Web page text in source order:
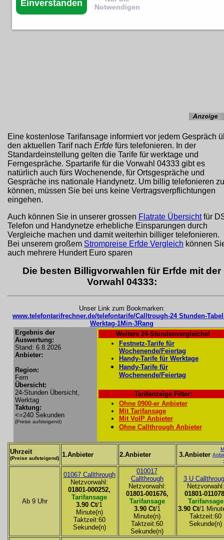
Eine kostenlose Tarifansage informiert vor jedem Gespräch
den aktuellen Tarif nach Erfde fürs telefonieren. In der
Standardeinstellung gelten die Tarife für werktage und
Ferngespräche. Spartarife für die Vorwahl 04333 gibt es
natürlich auch fürs Wochenende, für Ortsgespräche und
Gespräche ins nationale Handynetz. Um billig telefonieren zu
können, müssen Sie bei uns keine Vertragsverpflichtungen
eingehen.
Auch können Sie in unserer grossen Flatrate Übersichtfür
Telefon und Handynetze erhebliche Einsparungen durch
Vergleiche machen und damit weiterhin billiger telefonieren.
Bei unserem großem Strompreise Erfde Vergleich können
auch mehrere Hundert Euro sparen
Die besten Billigvorwahlen für Erfde mit der
Vorwahl 04333:
Unser Link zum Bookmarken:
www.telefontarifrechner.de/telefontarife/Calltrough-24 Stunden-
Werktag-1Min-3Rang
Ergebnis der
Auswertung:
Stand: 6.8.2026
Anbieter:
Region:
Fern
Übersicht:
24-Stunden Übersicht,
Werktag
Taktung:
<=240 Sekunden
(Preise aufsteigend)
Weitere 24-Stundenvergleiche!
Festnetz-Tarife für
Wochenende/Feiertag
Handy-Tarife für Werktage
Handy-Tarife für
Wochenende/Feiertag
Tarifanzeige Filter:
Ohne 0900-er Anbieter
Mit Tarifansage
Mit VoIP Anbieter
Ohne Callthrough Anbieter
Uhrzeit
(Preise aufsteigend) 1.Anbieter 2.Anbieter 3.Anbieter
Ab 9 Uhr
01067 Callthrough
Netzvorwahl:
01801-000252,
Tarifansage
3.90 Ct/1
Minute(n)
Taktzeit:60
Sekunde(n)
010017
Callthrough
Netzvorwahl:
01801-001676,
Tarifansage
3.90 Ct/1
Minute(n)
Taktzeit:60
Sekunde(n)
3 U
Netzvorwahl:
01801-
Tarifansage
3.90 Ct/1
Taktzeit:60
Sekunde(n)
Einverstanden
Notwendigen